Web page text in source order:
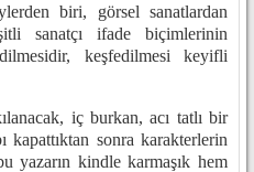
biri, görsel sanatlardan
sanatçı ifade biçimlerinin
keşfedilmesi keyifli
iç burkan, acı tatlı bir
sonra karakterlerin
yazarın kindle karmaşık hem